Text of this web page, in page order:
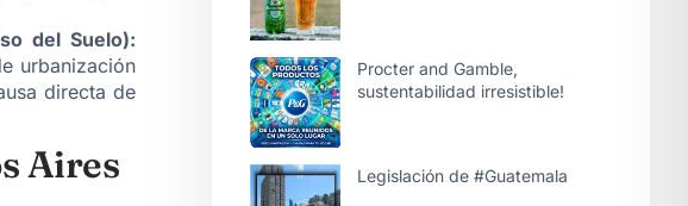
del Suelo):
urbanización
directa de
Aires
Procter and Gamble,
sustentabilidad irresistible!
Legislación de #Guatemala